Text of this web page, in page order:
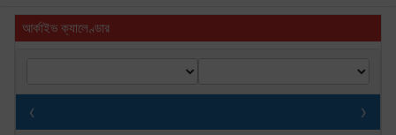
আর্কাইভ ক্যালেণ্ডার
‹ ›